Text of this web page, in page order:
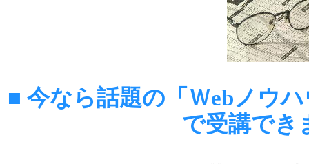
■ 今なら話題の「Ｗebノウ
で受講でき